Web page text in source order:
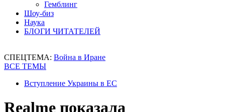
Гемблинг
Шоу-биз
Наука
БЛОГИ ЧИТАТЕЛЕЙ
СПЕЦТЕМА: Война в Иране
ВСЕ ТЕМЫ
Вступление Украины в ЕС
Realme показала